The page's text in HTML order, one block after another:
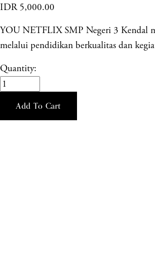
IDR 5,000.00
YOU NETFLIX SMP Negeri 3 Kendal
melalui pendidikan berkualitas dan
Quantity:
Add To Cart